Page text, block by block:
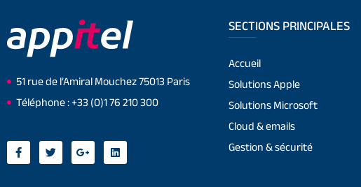
51 rue de l’Amiral Mouchez 75013 Paris
Téléphone : +33 (0)1 76 210 300
SECTIONS PRINCIPALES
Accueil
Solutions Apple
Solutions Microsoft
Cloud & emails
Gestion & sécurité